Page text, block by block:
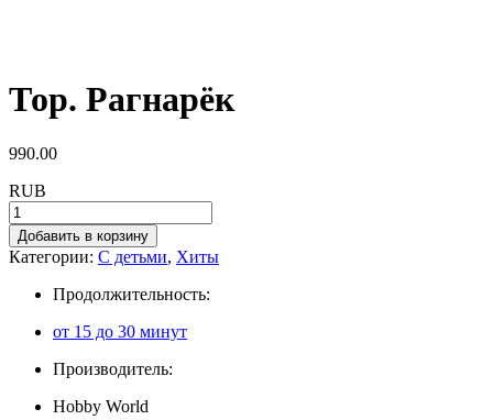
Тор. Рагнарёк
990.00
RUB
Добавить в корзину
Категории: С детьми, Хиты
Продолжительность:
от 15 до 30 минут
Производитель:
Hobby World